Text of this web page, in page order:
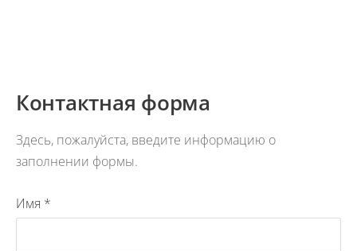
Контактная форма
Здесь, пожалуйста, введите информацию о
заполнении формы.
Имя *